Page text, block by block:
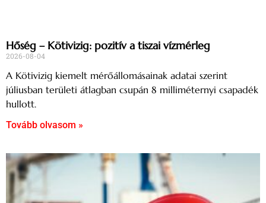
Hőség – Kötivizig: pozitív a tiszai vízmérleg
2026-08-04
A Kötivizig kiemelt mérőállomásainak adatai szerint
júliusban területi átlagban csupán 8 milliméternyi csapadék
hullott.
Tovább olvasom »